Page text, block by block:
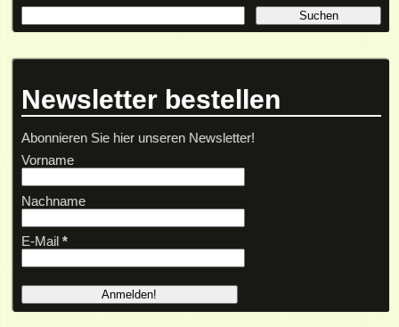
Newsletter bestellen
Abonnieren Sie hier unseren Newsletter!
Vorname
Nachname
E-Mail *